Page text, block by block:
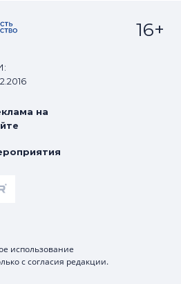
16+
на
использование
с согласия редакции.